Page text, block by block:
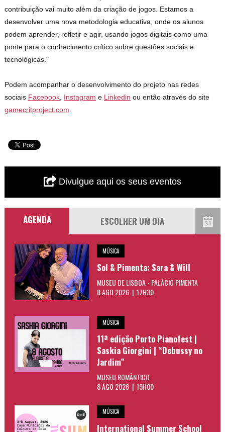
contribuição vai muito além da criação de jogos. Estamos a
desenvolver uma nova metodologia educativa, onde os alunos
podem aprender, refletir e agir, usando jogos digitais como uma
ponte para o conhecimento crítico sobre questões sociais e
tecnológicas."
Podem acompanhar o desenvolvimento do projeto nas redes
sociais Facebook, Instagram e Linkedin ou então através do site
gamecritproject.com.
Divulgue aqui os seus eventos
AGENDA
MÚSICA
Sol & Pimenta: Sara & Will
MUSEU DE LISBOA - PALÁCIO PIMENTA
8 AGO 2026 | 17H30
MÚSICA
11ª edição Porto Pianofest |
Saskia Giorgini | “Debussy no
Jardim”
MUSEU ROMÂNTICO
8 AGO 2026 | 19H00
MÚSICA
International Summer School